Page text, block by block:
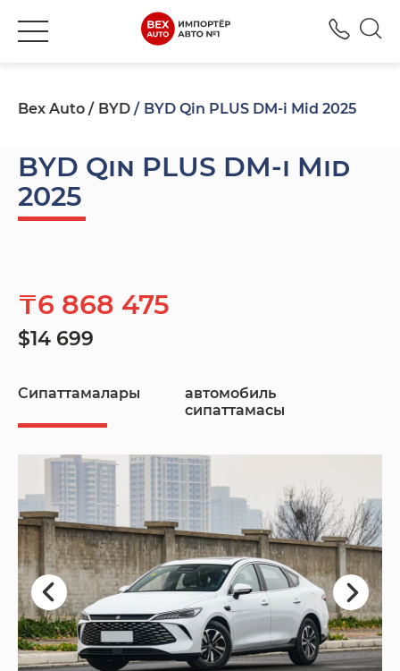
Bex Auto BYD BYD Qin PLUS DM-i Mid 2025
BYD Qin PLUS DM-i Mid
2025
₸6 868 475
$14 699
Сипаттамалары
автомобиль
сипаттамасы